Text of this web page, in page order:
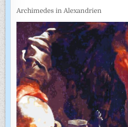
Archimedes in Alexandrien